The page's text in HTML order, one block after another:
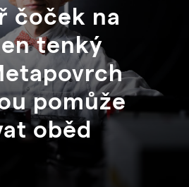
čoček na
tenký
pomůže
oběd